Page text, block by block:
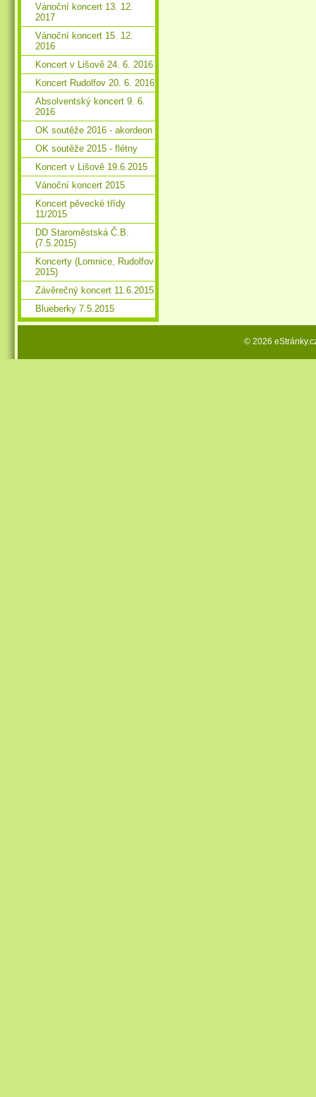
Vánoční koncert 13. 12.
2017
Vánoční koncert 15. 12.
2016
Koncert v Lišově 24. 6. 2016
Koncert Rudolfov 20. 6. 2016
Absolventský koncert 9. 6.
2016
OK soutěže 2016 - akordeon
OK soutěže 2015 - flétny
Koncert v Lišově 19.6.2015
Vánoční koncert 2015
Koncert pěvecké třídy
11/2015
DD Staroměstská Č.B.
(7.5.2015)
Koncerty (Lomnice, Rudolfov
2015)
Závěrečný koncert 11.6.2015
Blueberky 7.5.2015
© 2026